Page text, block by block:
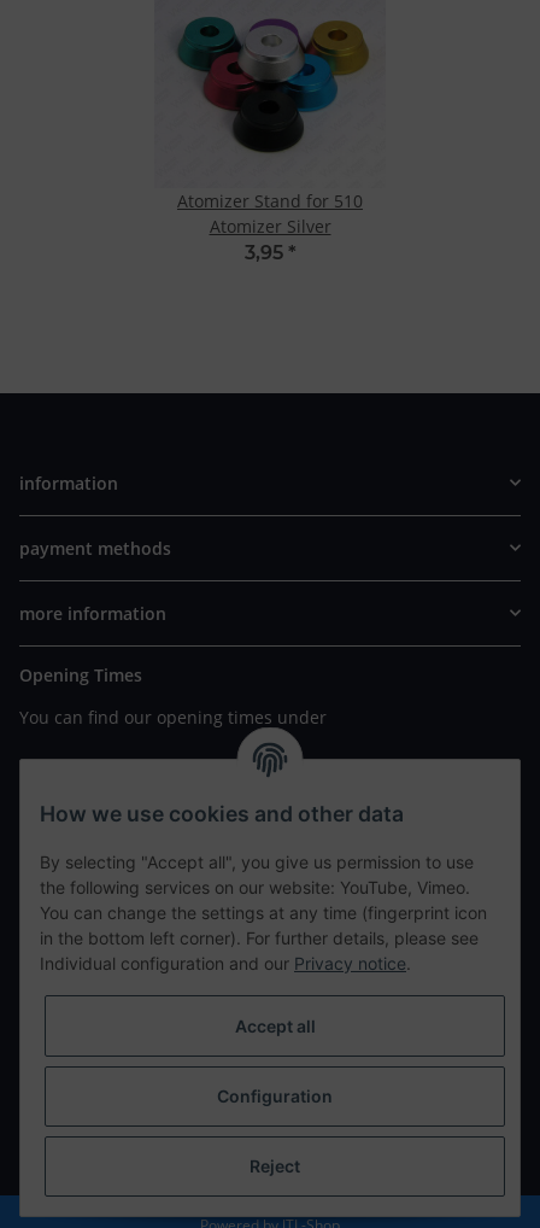
Atomizer Stand for 510
Atomizer Silver
3,95 *
information
payment methods
more information
Opening Times
You can find our opening times under
https://www.wannavapor.de/Filialen
your personal site
contact details
tweet
teilen
Withdraw from contract
shipping fees
How we use cookies and other data
By selecting "Accept all", you give us permission to use
the following services on our website: YouTube, Vimeo.
You can change the settings at any time (fingerprint icon
in the bottom left corner). For further details, please see
Individual configuration and our Privacy notice.
Accept all
Configuration
Reject